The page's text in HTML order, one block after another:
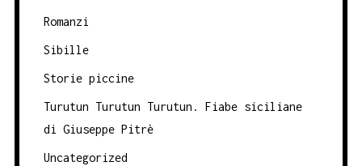
Romanzi
Sibille
Storie piccine
Turutun Turutun Turutun. Fiabe siciliane
di Giuseppe Pitrè
Uncategorized